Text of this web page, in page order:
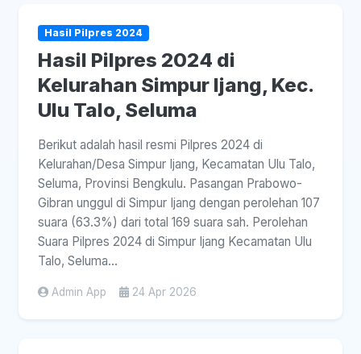
Hasil Pilpres 2024
Hasil Pilpres 2024 di
Kelurahan Simpur Ijang, Kec.
Ulu Talo, Seluma
Berikut adalah hasil resmi Pilpres 2024 di
Kelurahan/Desa Simpur Ijang, Kecamatan Ulu Talo,
Seluma, Provinsi Bengkulu. Pasangan Prabowo-
Gibran unggul di Simpur Ijang dengan perolehan 107
suara (63.3%) dari total 169 suara sah. Perolehan
Suara Pilpres 2024 di Simpur Ijang Kecamatan Ulu
Talo, Seluma...
Admin App 24 Apr 2026